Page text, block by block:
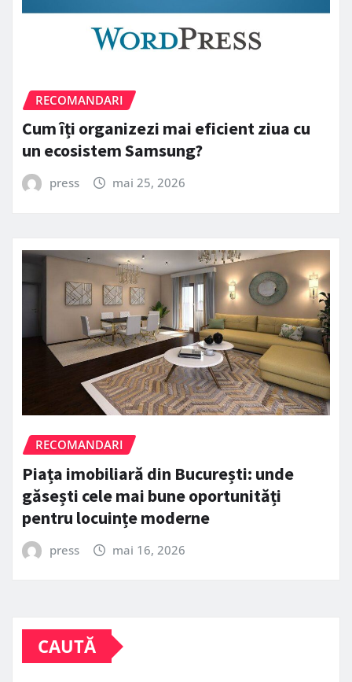
RECOMANDARI
Cum îți organizezi mai eficient ziua cu
un ecosistem Samsung?
press mai 25, 2026
RECOMANDARI
Piața imobiliară din București: unde
găsești cele mai bune oportunități
pentru locuințe moderne
press mai 16, 2026
CAUTĂ